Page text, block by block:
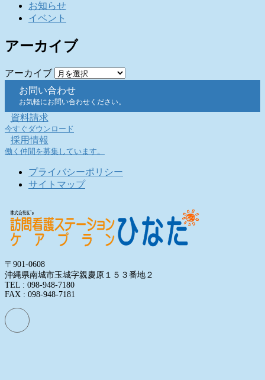
お知らせ
イベント
アーカイブ
アーカイブ
お問い合わせ
お気軽にお問い合わせください。
資料請求
今すぐダウンロード
採用情報
働く仲間を募集しています。
プライバシーポリシー
サイトマップ
〒901-0608
沖縄県南城市玉城字親慶原１５３番地２
TEL : 098-948-7180
FAX : 098-948-7181